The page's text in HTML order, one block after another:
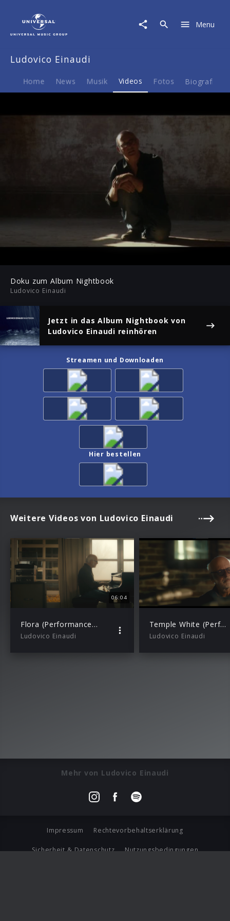
Video
Doku
Nightbook
Menu
Ludovico Einaudi
Home News Musik Videos Fotos Biografie
Play Mute
Play
Doku zum Album Nightbook
Ludovico Einaudi
Jetzt in das Album Nightbook von
Ludovico Einaudi reinhören
Streamen und Downloaden
Hier bestellen
Weitere Videos von Ludovico Einaudi
06:04
Flora (Performance Video)
Ludovico Einaudi
Temple White (Performance Video)
Ludovico Einaudi
Mehr von Ludovico Einaudi
Impressum Rechtevorbehaltserklärung
Sicherheit & Datenschutz Nutzungsbedingungen